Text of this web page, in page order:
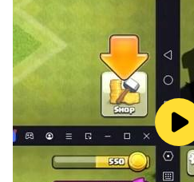
[More than an Idle Game]
Climb up the Unknown Tower
complete missions from
launch an all-out attack in
powerful gears for your
Bosses for special rewards,
for extra gains!